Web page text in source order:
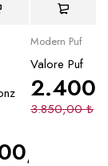
Modern Puf
Valore Puf
3.850,00₺